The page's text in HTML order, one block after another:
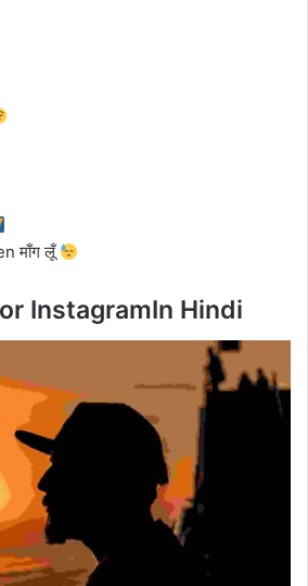
माँग लूँ
InstagramIn Hindi